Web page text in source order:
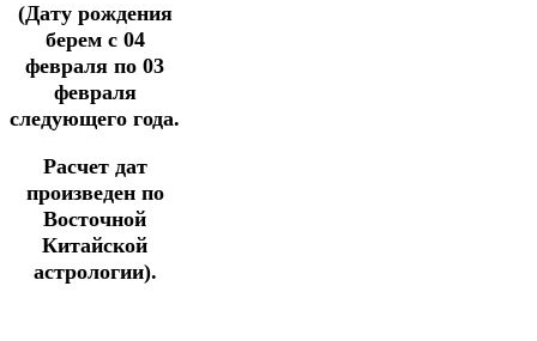
(Дату рождения
берем с 04
февраля по 03
февраля
следующего года.
Расчет дат
произведен по
Восточной
Китайской
астрологии).